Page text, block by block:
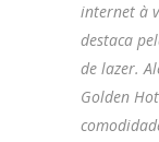
internet à
destaca
de lazer.
Golden